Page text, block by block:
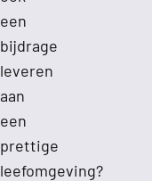
e
n
een
bijdrage
leveren
aan
een
prettige
leefomgeving?